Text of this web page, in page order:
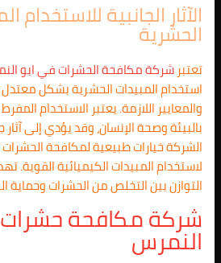
الآثار الجانبية
الحشرية
تعتبرشركة مكافحة الحشرات فيابو
استخدام المبيدات الحشرية بشكل معتدل
والمعايير اللازمة. يعتبر الاستخدام
بالبيئة وصحة الإنسان، وقد يؤدي إلى آثار
الشركة خيارات طبيعية لمكافحة
لاستخدام المبيدات الكيميائية
التوازن بين التخلص من الحشرات وحماية
شركة مكافحة
النمرس